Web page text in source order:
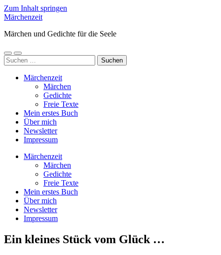
Zum Inhalt springen
Märchenzeit
Märchen und Gedichte für die Seele
Mobile-
Menü
Suchfeld
ein-/ausblenden
Suchen
nach:
Märchenzeit
Märchen
Gedichte
Freie Texte
Mein erstes Buch
Über mich
Newsletter
Impressum
Märchenzeit
Märchen
Gedichte
Freie Texte
Mein erstes Buch
Über mich
Newsletter
Impressum
Ein kleines Stück vom Glück …